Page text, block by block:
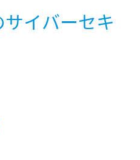
イバーセキ